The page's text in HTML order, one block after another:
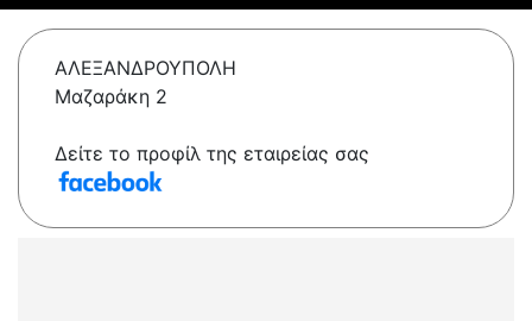
ΑΛΕΞΑΝΔΡΟΥΠΟΛΗ
Μαζαράκη 2
Δείτε το προφίλ της εταιρείας σας